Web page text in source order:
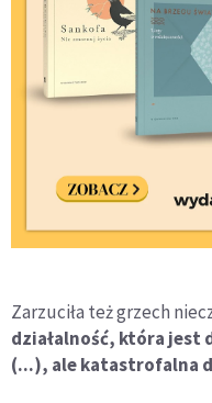
Zarzuciła też grzech
działalność, która jest
(...), ale katastrofalna